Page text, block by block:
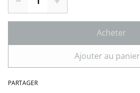
Acheter
Ajouter au panier
PARTAGER